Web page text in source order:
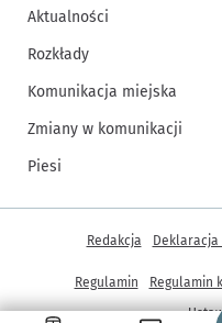
Aktualności
Rozkłady
Komunikacja miejska
Zmiany w komunikacji
Piesi
Inne informacje
Redakcja Deklaracja
Regulamin Regulamin